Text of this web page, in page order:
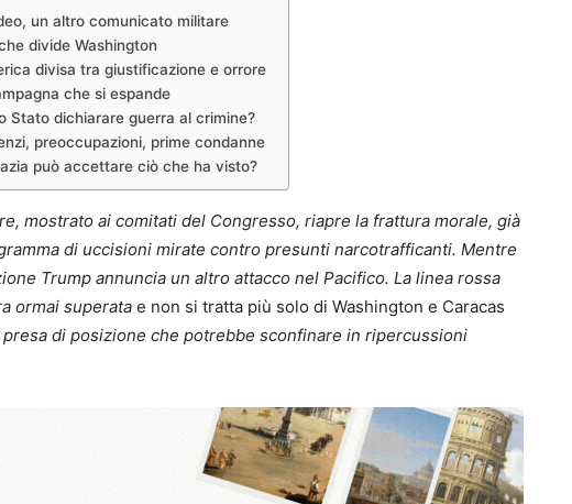
un altro comunicato militare
divide Washington
divisa tra giustificazione e orrore
che si espande
Stato dichiarare guerra al crimine?
preoccupazioni, prime condanne
può accettare ciò che ha visto?
mostrato ai comitati del Congresso, riapre la frattura morale, già
di uccisioni mirate contro presunti narcotrafficanti. Mentre
Trump annuncia un altro attacco nel Pacifico. La linea rossa
ormai superata e non si tratta più solo di Washington e Caracas
presa di posizione che potrebbe sconfinare in ripercussioni